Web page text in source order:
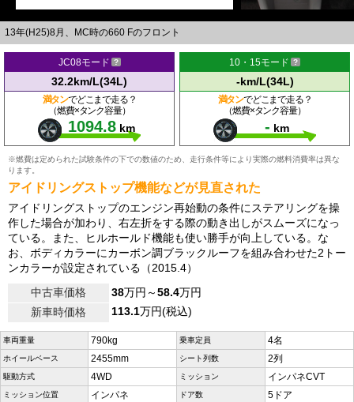
13年(H25)8月、MC時の660 Fのフロント
JC08モード
32.2km/L(34L)
満タンでどこまで走る？
（燃費×タンク容量）
1094.8 km
10・15モード
-km/L(34L)
満タンでどこまで走る？
（燃費×タンク容量）
- km
※燃費は定められた試験条件の下での数値のため、走行条件等により実際の燃料消費率は異な
ります。
アイドリングストップ機能などが見直された
アイドリングストップのエンジン再始動の条件にステアリングを操
作した場合が加わり、右左折をする際の動き出しがスムーズになっ
ている。また、ヒルホールド機能も使い勝手が向上している。な
お、ボディカラーにカーボン調ブラックルーフを組み合わせた2トー
ンカラーが設定されている（2015.4）
中古車価格
38万円～58.4万円
新車時価格
113.1万円(税込)
車両重量 790kg 乗車定員 4名
ホイールベース 2455mm シート列数 2列
駆動方式 4WD ミッション インパネCVT
ミッション位置 インパネ ドア数 5ドア